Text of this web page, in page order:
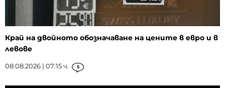
Край на двойното обозначаване на цените в евро и в
левове
08.08.2026 | 07:15 ч. 5